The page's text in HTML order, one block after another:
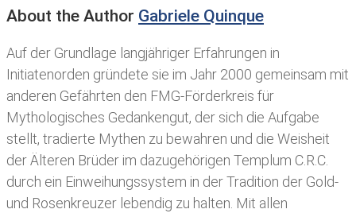
About the Author Gabriele Quinque
Auf der Grundlage langjähriger Erfahrungen in
Initiatenorden gründete sie im Jahr 2000 gemeinsam mit
anderen Gefährten den FMG-Förderkreis für
Mythologisches Gedankengut, der sich die Aufgabe
stellt, tradierte Mythen zu bewahren und die Weisheit
der Älteren Brüder im dazugehörigen Templum C.R.C.
durch ein Einweihungssystem in der Tradition der Gold-
und Rosenkreuzer lebendig zu halten. Mit allen